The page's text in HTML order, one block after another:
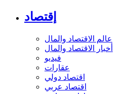
إقتصاد
عالم الاقتصاد والمال
أخبار الاقتصاد والمال
فيديو
عقارات
اقتصاد دولي
اقتصاد عربي